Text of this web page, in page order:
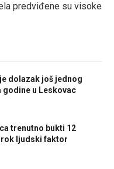
predviđene su visoke
dolazak još jednog
u Leskovac
trenutno bukti 12
ljudski faktor